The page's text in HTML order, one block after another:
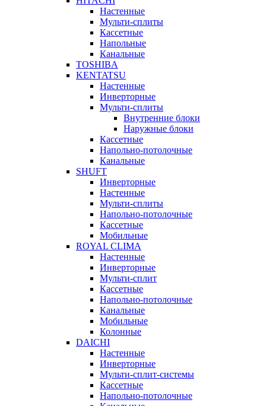
Настенные
Мульти-сплиты
Кассетные
Напольные
Канальные
TOSHIBA
KENTATSU
Настенные
Инверторные
Мульти-сплиты
Внутренние блоки
Наружные блоки
Кассетные
Напольно-потолочные
Канальные
SHUFT
Инверторные
Настенные
Мульти-сплиты
Напольно-потолочные
Кассетные
Мобильные
ROYAL CLIMA
Настенные
Инверторные
Мульти-сплит
Кассетные
Напольно-потолочные
Канальные
Мобильные
Колонные
DAICHI
Настенные
Инверторные
Мульти-сплит-системы
Кассетные
Напольно-потолочные